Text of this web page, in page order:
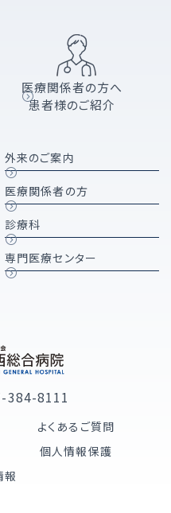
医療関係者の方へ
患者様のご紹介
外来のご案内
医療関係者の方
診療科
専門医療センター
384-8111
よくあるご質問
個人情報保護
報